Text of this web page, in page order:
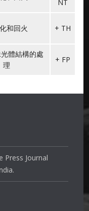
NT
和回火 + TH
體結構的處
理
+ FP
Press Journal